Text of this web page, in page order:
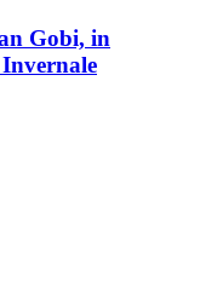
Gobi, in